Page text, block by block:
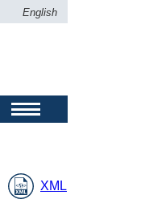
English
XML